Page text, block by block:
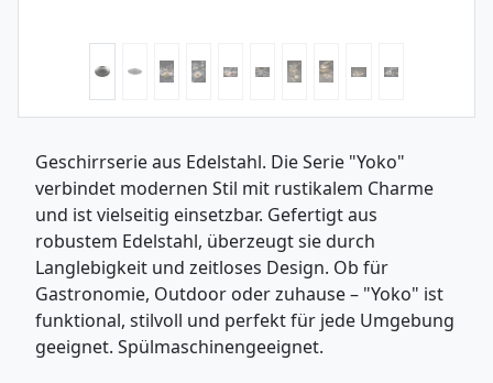
Geschirrserie aus Edelstahl. Die Serie "Yoko"
verbindet modernen Stil mit rustikalem Charme
und ist vielseitig einsetzbar. Gefertigt aus
robustem Edelstahl, überzeugt sie durch
Langlebigkeit und zeitloses Design. Ob für
Gastronomie, Outdoor oder zuhause – "Yoko" ist
funktional, stilvoll und perfekt für jede Umgebung
geeignet. Spülmaschinengeeignet.